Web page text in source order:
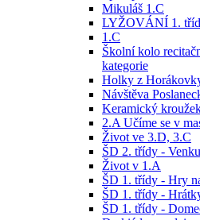
Mikuláš 1.C
LYŽOVÁNÍ 1.
1.C
Školní kolo
kategorie
Holky z
Návštěva
Keramický
2.A Učíme se v
Život ve 3.D, 3.C
ŠD 2. třídy - Venku
Život v 1.A
ŠD 1. třídy - Hry
ŠD 1. třídy -
ŠD 1. třídy -